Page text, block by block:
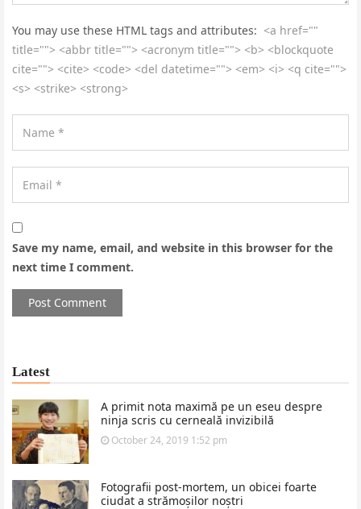
You may use these HTML tags and attributes: <a href=""
title=""> <abbr title=""> <acronym title=""> <b> <blockquote
cite=""> <cite> <code> <del datetime=""> <em> <i> <q cite="">
<s> <strike> <strong>
Save my name, email, and website in this browser for the
next time I comment.
Latest
A primit nota maximă pe un eseu despre
ninja scris cu cerneală invizibilă
October 24, 2019 1:52 pm
Fotografii post-mortem, un obicei foarte
ciudat a strămoșilor noștri